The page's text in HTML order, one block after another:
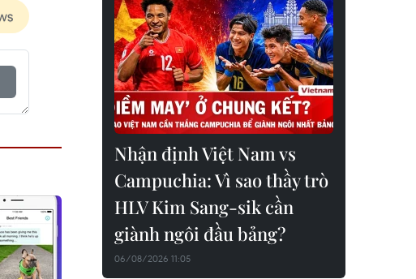
Nhận định Việt Nam vs
Campuchia: Vì sao thầy trò
HLV Kim Sang-sik cần
giành ngôi đầu bảng?
06/08/2026 11:05